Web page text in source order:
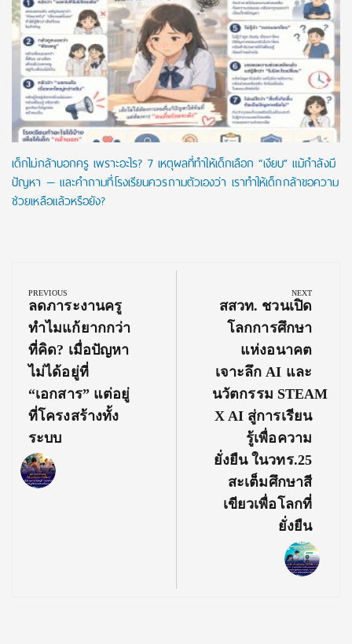
เด็กไม่กล้าบอกครู เพราะอะไร? 7 เหตุผลที่ทำให้เด็กเลือก “เงียบ” แม้กำลังมี
ปัญหา — และคำถามที่โรงเรียนควรถามตัวเองว่า เราทำให้เด็กกล้าขอความ
ช่วยเหลือแล้วหรือยัง?
navigation
PREVIOUS
Previous
Post:
ลดภาระงานครู
ทำไมแก้ยากกว่า
ที่คิด? เมื่อปัญหา
ไม่ได้อยู่ที่
“เอกสาร” แต่อยู่
ที่โครงสร้างทั้ง
ระบบ
NEXT
Next
Post:
สสวท. ชวนเปิด
โลกการศึกษา
แห่งอนาคต
เจาะลึก AI และ
นวัตกรรม STEAM
X AI สู่การเรียน
รู้เพื่อความ
ยั่งยืน ในวทร.25
สะเต็มศึกษาสี
เขียวเพื่อโลกที่
ยั่งยืน